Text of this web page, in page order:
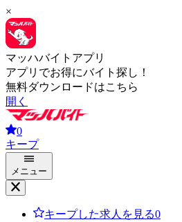
×
マッハバイトアプリ
アプリでお得にバイト探し！
無料ダウンロードはこちら
開く
0
キープ
メニュー
キープした求人を見る0